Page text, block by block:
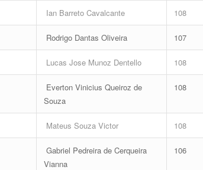
Ian Barreto Cavalcante 108
Rodrigo Dantas Oliveira 107
Lucas Jose Munoz Dentello 108
Everton Vinicius Queiroz de
Souza
108
Mateus Souza Victor 108
Gabriel Pedreira de Cerqueira
Vianna
106